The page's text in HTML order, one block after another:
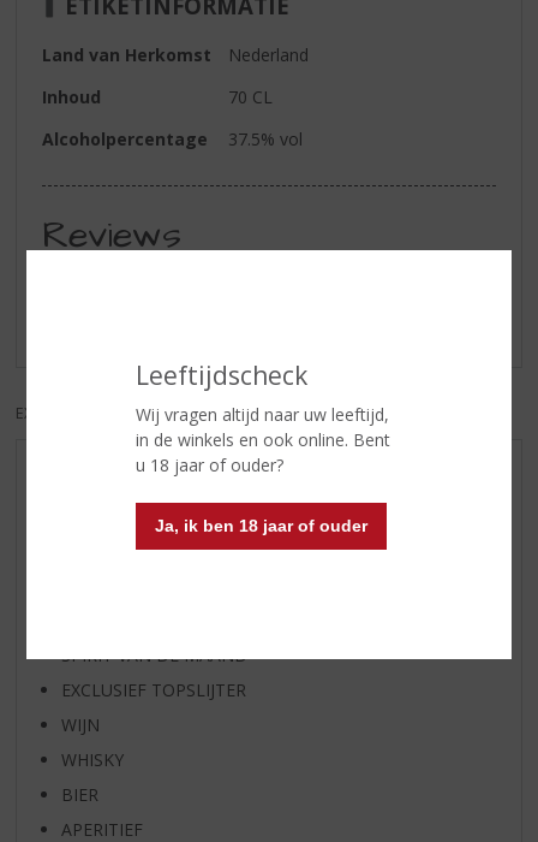
Leeftijdscheck
Wij vragen altijd naar uw leeftijd,
in de winkels en ook online. Bent
u 18 jaar of ouder?
Ja, ik ben 18 jaar of ouder
Land van Herkomst
Nederland
Inhoud
70 CL
Alcoholpercentage
37.5% vol
Reviews
EXCL. BTW INCL. BTW
AANBIEDINGEN
WIJN VAN DE MAAND
WHISKY VAN DE MAAND
SPIRIT VAN DE MAAND
EXCLUSIEF TOPSLIJTER
WIJN
WHISKY
BIER
APERITIEF